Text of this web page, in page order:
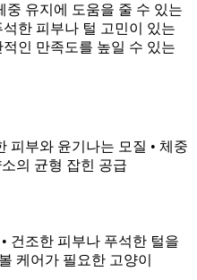
중 유지에 도움을 줄 수 있는
한 피부나 털 고민이 있는
인 만족도를 높일 수 있는
피부와 윤기나는 모질 • 체중
의 균형 잡힌 공급
건조한 피부나 푸석한 털을
케어가 필요한 고양이